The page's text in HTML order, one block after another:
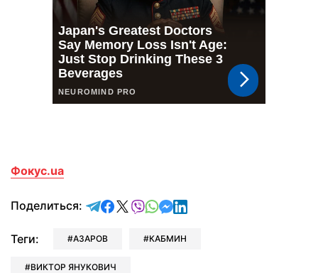
Фокус.ua
Поделиться: отправить в Telegram
поделиться в Facebook
поделиться в X
отправить в Viber
отправить в Whatsapp
отправить в Messenger
отправить в LinkedIn
Теги: АЗАРОВ КАБМИН
ВИКТОР ЯНУКОВИЧ